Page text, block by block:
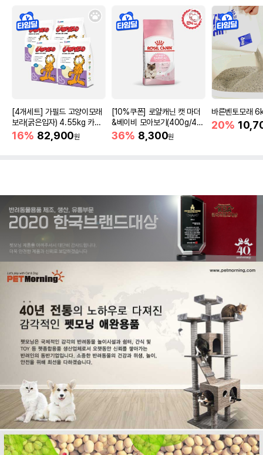
[4개세트] 가필드 고양이모래
보라(굵은입자) 4.55kg 카사
바모래
16% 82,900원
[10%쿠폰] 로얄캐닌 캣 마더
&베이비 모아보기(400g/4/1
0kg)
36% 8,300원
바른벤토모래
20%